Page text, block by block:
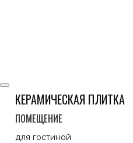
КЕРАМИЧЕСКАЯ ПЛИТКА
ПОМЕЩЕНИЕ
для гостиной